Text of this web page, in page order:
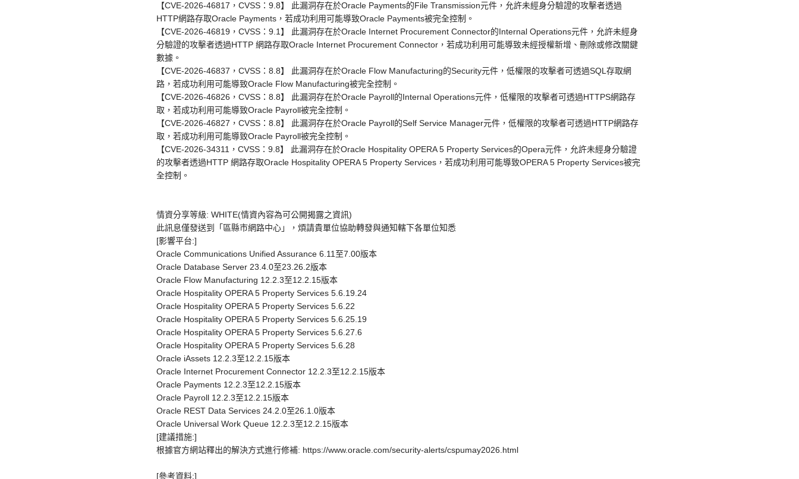
【CVE-2026-46817，CVSS：9.8】 此漏洞存在於Oracle Payments的File Transmission元件，允許未經身分驗證的攻擊者透過
HTTP網路存取Oracle Payments，若成功利用可能導致Oracle Payments被完全控制。
【CVE-2026-46819，CVSS：9.1】 此漏洞存在於Oracle Internet Procurement Connector的Internal Operations元件，允許未經身
分驗證的攻擊者透過HTTP 網路存取Oracle Internet Procurement Connector，若成功利用可能導致未經授權新增、刪除或修改關鍵
數據。
【CVE-2026-46837，CVSS：8.8】 此漏洞存在於Oracle Flow Manufacturing的Security元件，低權限的攻擊者可透過SQL存取網
路，若成功利用可能導致Oracle Flow Manufacturing被完全控制。
【CVE-2026-46826，CVSS：8.8】 此漏洞存在於Oracle Payroll的Internal Operations元件，低權限的攻擊者可透過HTTPS網路存
取，若成功利用可能導致Oracle Payroll被完全控制。
【CVE-2026-46827，CVSS：8.8】 此漏洞存在於Oracle Payroll的Self Service Manager元件，低權限的攻擊者可透過HTTP網路存
取，若成功利用可能導致Oracle Payroll被完全控制。
【CVE-2026-34311，CVSS：9.8】 此漏洞存在於Oracle Hospitality OPERA 5 Property Services的Opera元件，允許未經身分驗證
的攻擊者透過HTTP 網路存取Oracle Hospitality OPERA 5 Property Services，若成功利用可能導致OPERA 5 Property Services被完
全控制。
情資分享等級: WHITE(情資內容為可公開揭露之資訊)
此訊息僅發送到「區縣市網路中心」，煩請貴單位協助轉發與通知轄下各單位知悉
[影響平台:]
Oracle Communications Unified Assurance 6.11至7.00版本
Oracle Database Server 23.4.0至23.26.2版本
Oracle Flow Manufacturing 12.2.3至12.2.15版本
Oracle Hospitality OPERA 5 Property Services 5.6.19.24
Oracle Hospitality OPERA 5 Property Services 5.6.22
Oracle Hospitality OPERA 5 Property Services 5.6.25.19
Oracle Hospitality OPERA 5 Property Services 5.6.27.6
Oracle Hospitality OPERA 5 Property Services 5.6.28
Oracle iAssets 12.2.3至12.2.15版本
Oracle Internet Procurement Connector 12.2.3至12.2.15版本
Oracle Payments 12.2.3至12.2.15版本
Oracle Payroll 12.2.3至12.2.15版本
Oracle REST Data Services 24.2.0至26.1.0版本
Oracle Universal Work Queue 12.2.3至12.2.15版本
[建議措施:]
根據官方網站釋出的解決方式進行修補: https://www.oracle.com/security-alerts/cspumay2026.html
[參考資料:]